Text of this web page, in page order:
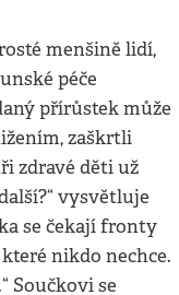
menšině lidí,
péče
přírůstek může
zaškrtli
zdravé děti už
vysvětluje
se čekají fronty
nikdo nechce.
Součkovi se